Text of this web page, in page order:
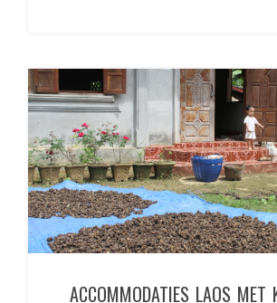
ACCOMMODATIES LAOS MET